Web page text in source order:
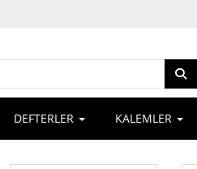
DEFTERLER KALEMLER